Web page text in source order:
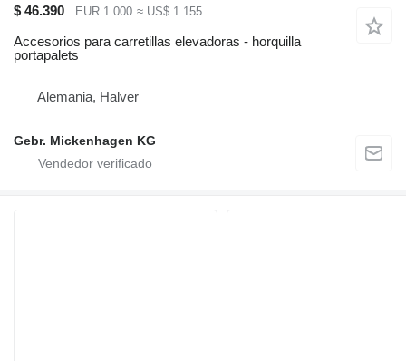
$ 46.390
EUR 1.000 ≈ US$ 1.155
Accesorios para carretillas elevadoras - horquilla
portapalets
Alemania, Halver
Gebr. Mickenhagen KG